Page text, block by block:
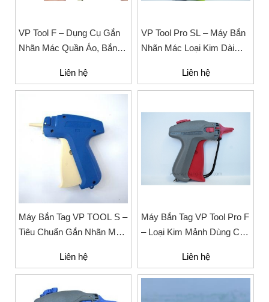
VP Tool F – Dụng Cụ Gắn
Nhãn Mác Quần Áo, Bắn
Liên hệ
VP Tool Pro SL – Máy Bắn
Nhãn Mác Loại Kim Dài
Liên hệ
Máy Bắn Tag VP TOOL S –
Tiêu Chuẩn Gắn Nhãn Mác
Liên hệ
Máy Bắn Tag VP Tool Pro F
– Loại Kim Mảnh Dùng Cho
Liên hệ